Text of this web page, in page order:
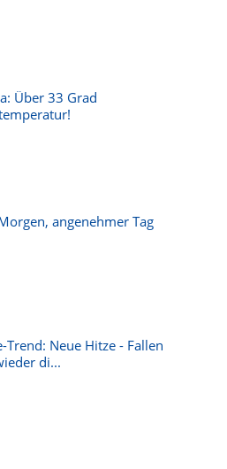
Über 33 Grad
angenehmer Tag
Trend: Neue Hitze - Fallen
di...